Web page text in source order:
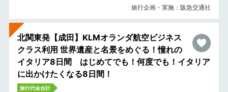
旅行企画・実施：阪急交通社
北関東発【成田】KLMオランダ航空ビジネス
クラス利用 世界遺産と名景をめぐる！憧れの
イタリア8日間 はじめてでも！何度でも！イタリア
に出かけたくなる8日間！
旅行代金合計